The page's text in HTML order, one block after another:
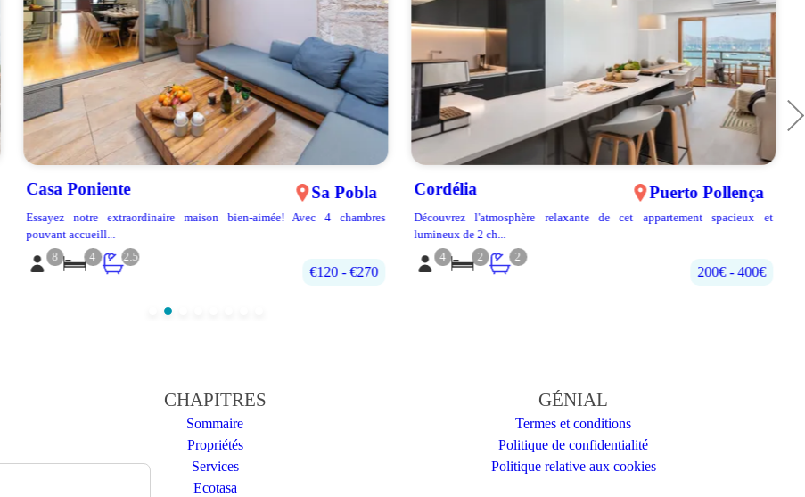
Casa Poniente Sa Pobla
Essayez notre extraordinaire maison bien-aimée! Avec 4 chambres
pouvant accueill...
8
4 2.5
€120 - €270
Cordélia Puerto Pollença
Découvrez l'atmosphère relaxante de cet appartement spacieux et
lumineux de 2 ch...
4
2 2
200€‎ - 400€‎
CHAPITRES
Sommaire
Propriétés
Services
Ecotasa
GÉNIAL
Termes et conditions
Politique de confidentialité
Politique relative aux cookies